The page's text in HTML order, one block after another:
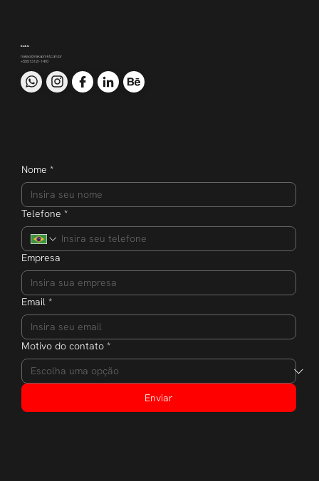
nakao@nakaomkt.com.br
+55 51 3121-1470
Nome *
Telefone *
Empresa
Email *
Motivo do contato *
Enviar